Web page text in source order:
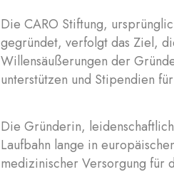
Die CARO Stiftung,
gegründet, verfolgt das Ziel,
Willensäußerungen der
unterstützen und Stipendien
Die Gründerin,
Laufbahn lange in
medizinischer Versorgung für